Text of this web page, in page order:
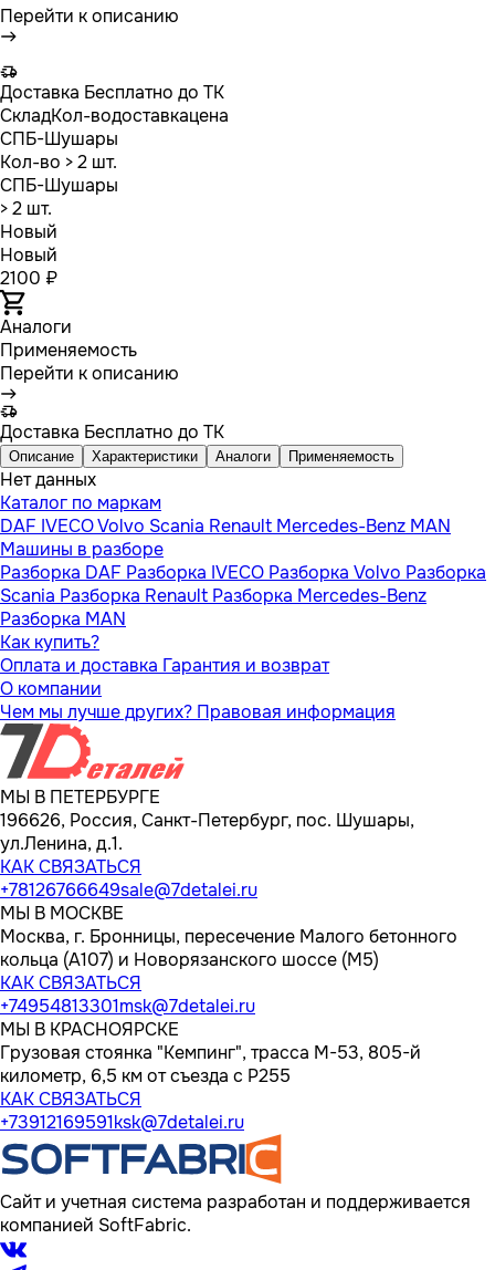
Перейти к описанию
Доставка Бесплатно до ТК
СкладКол-водоставкацена
СПБ-Шушары
Кол-во > 2 шт.
СПБ-Шушары
> 2 шт.
Новый
Новый
2100 ₽
Аналоги
Применяемость
Перейти к описанию
Доставка Бесплатно до ТК
Описание Характеристики Аналоги Применяемость
Нет данных
Каталог по маркам
DAF IVECOVolvo Scania Renault Mercedes-Benz MAN
Машины в разборе
Разборка DAF Разборка IVECO Разборка Volvo Разборка
Scania Разборка Renault Разборка Mercedes-Benz
Разборка MAN
Как купить?
Оплата и доставка Гарантия и возврат
О компании
Чем мы лучше других? Правовая информация
МЫ В ПЕТЕРБУРГЕ
196626, Россия, Санкт-Петербург, пос. Шушары,
ул.Ленина, д.1.
КАК СВЯЗАТЬСЯ
+78126766649sale@7detalei.ru
МЫ В МОСКВЕ
Москва, г. Бронницы, пересечение Малого бетонного
кольца (А107) и Новорязанского шоссе (М5)
КАК СВЯЗАТЬСЯ
+74954813301msk@7detalei.ru
МЫ В КРАСНОЯРСКЕ
Грузовая стоянка "Кемпинг", трасса M-53, 805-й
километр, 6,5 км от съезда с Р255
КАК СВЯЗАТЬСЯ
+73912169591ksk@7detalei.ru
Сайт и учетная система разработан и поддерживается
компанией SoftFabric.